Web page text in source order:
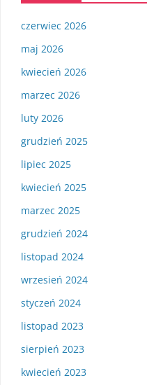
czerwiec 2026
maj 2026
kwiecień 2026
marzec 2026
luty 2026
grudzień 2025
lipiec 2025
kwiecień 2025
marzec 2025
grudzień 2024
listopad 2024
wrzesień 2024
styczeń 2024
listopad 2023
sierpień 2023
kwiecień 2023